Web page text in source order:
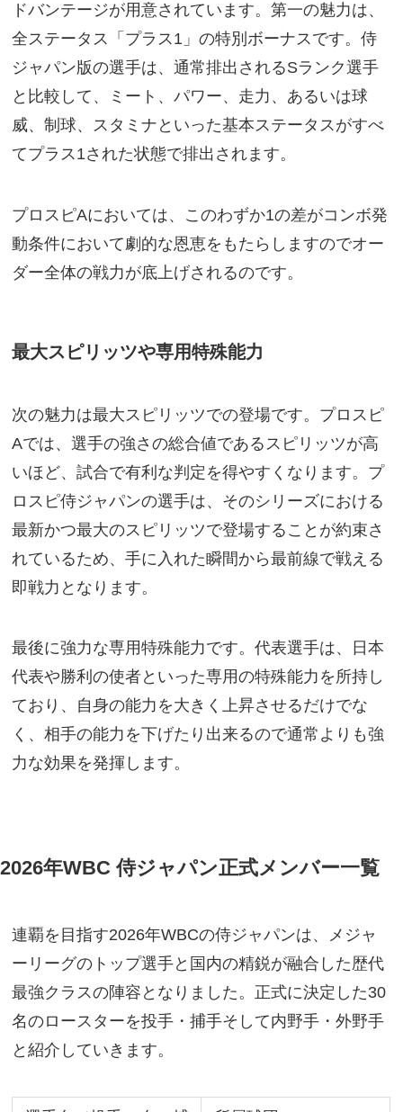
ドバンテージが用意されています。第一の魅力は、
全ステータス「プラス1」の特別ボーナスです。侍
ジャパン版の選手は、通常排出されるSランク選手
と比較して、ミート、パワー、走力、あるいは球
威、制球、スタミナといった基本ステータスがすべ
てプラス1された状態で排出されます。
プロスピAにおいては、このわずか1の差がコンボ発
動条件において劇的な恩恵をもたらしますのでオー
ダー全体の戦力が底上げされるのです。
最大スピリッツや専用特殊能力
次の魅力は最大スピリッツでの登場です。プロスピ
Aでは、選手の強さの総合値であるスピリッツが高
いほど、試合で有利な判定を得やすくなります。プ
ロスピ侍ジャパンの選手は、そのシリーズにおける
最新かつ最大のスピリッツで登場することが約束さ
れているため、手に入れた瞬間から最前線で戦える
即戦力となります。
最後に強力な専用特殊能力です。代表選手は、日本
代表や勝利の使者といった専用の特殊能力を所持し
ており、自身の能力を大きく上昇させるだけでな
く、相手の能力を下げたり出来るので通常よりも強
力な効果を発揮します。
2026年WBC 侍ジャパン正式メンバー一覧
連覇を目指す2026年WBCの侍ジャパンは、メジャ
ーリーグのトップ選手と国内の精鋭が融合した歴代
最強クラスの陣容となりました。正式に決定した30
名のロースターを投手・捕手そして内野手・外野手
と紹介していきます。